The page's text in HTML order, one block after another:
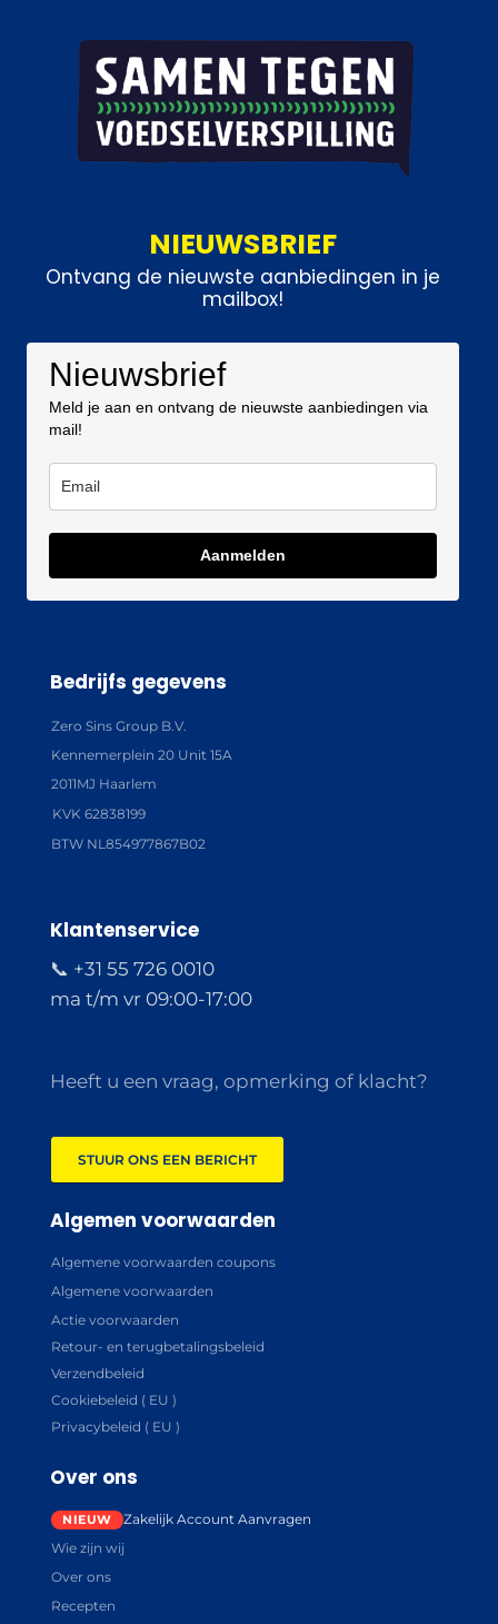
NIEUWSBRIEF
Ontvang de nieuwste aanbiedingen in je
mailbox!
Nieuwsbrief
Meld je aan en ontvang de nieuwste aanbiedingen via
mail!
Aanmelden
Bedrijfs gegevens
Zero Sins Group B.V.
Kennemerplein 20 Unit 15A
2011MJ Haarlem
KVK 62838199
BTW NL854977867B02
Klantenservice
📞 +31 55 726 0010
ma t/m vr 09:00-17:00
Heeft u een vraag, opmerking of klacht?
STUUR ONS EEN BERICHT
Algemen voorwaarden
Algemene voorwaarden coupons
Algemene voorwaarden
Actie voorwaarden
Retour- en terugbetalingsbeleid
Verzendbeleid
Cookiebeleid ( EU )
Privacybeleid ( EU )
Over ons
Zakelijk Account Aanvragen
Wie zijn wij
Over ons
Recepten